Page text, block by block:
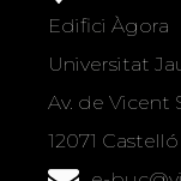
Edifici Àgora
Universitat
Av. de Vicent
12071